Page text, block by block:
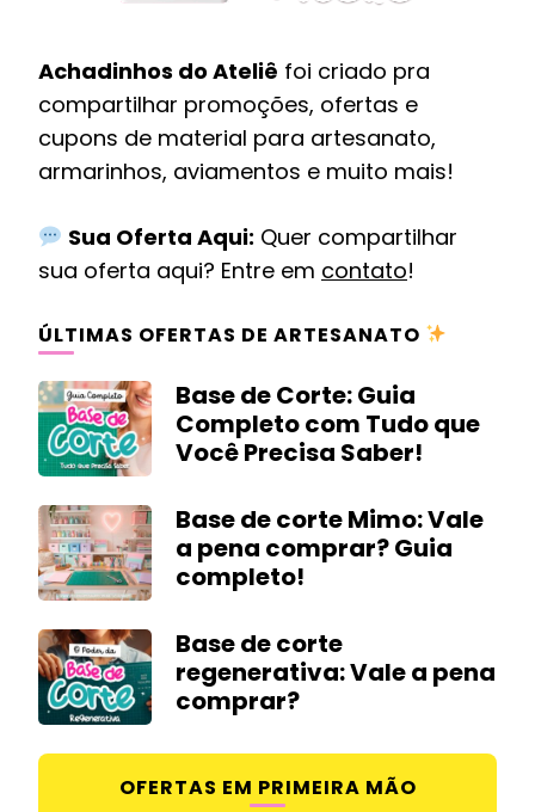
Achadinhos do Ateliê foi criado pra
compartilhar promoções, ofertas e
cupons de material para artesanato,
armarinhos, aviamentos e muito mais!
Sua Oferta Aqui: Quer compartilhar
sua oferta aqui? Entre em contato!
ÚLTIMAS OFERTAS DE ARTESANATO
Base de Corte: Guia
Completo com Tudo que
Você Precisa Saber!
Base de corte Mimo: Vale
a pena comprar? Guia
completo!
Base de corte
regenerativa: Vale a pena
comprar?
OFERTAS EM PRIMEIRA MÃO